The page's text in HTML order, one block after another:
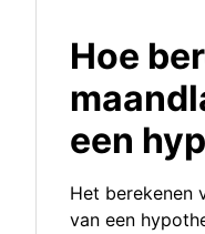
Hoe
een
Het berekenen
van een